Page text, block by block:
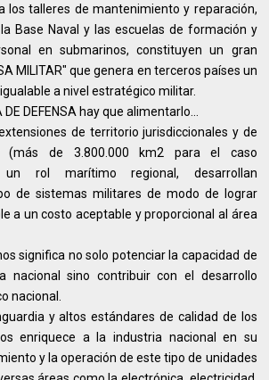
los talleres de mantenimiento y reparación,
Base Naval y las escuelas de formación y
en submarinos, constituyen un gran
MILITAR" que genera en terceros países un
a nivel estratégico militar.
DEFENSA hay que alimentarlo...
de territorio jurisdiccionales y de
de 3.800.000 km2 para el caso
un rol marítimo regional, desarrollan
de sistemas militares de modo de lograr
a un costo aceptable y proporcional al área
significa no solo potenciar la capacidad de
nacional sino contribuir con el desarrollo
nacional.
y altos estándares de calidad de los
enriquece a la industria nacional en su
y la operación de este tipo de unidades